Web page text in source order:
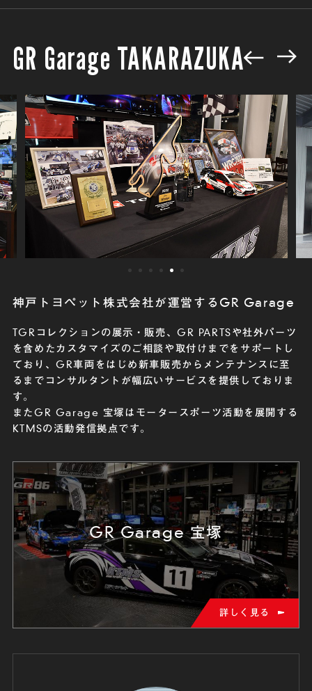
GR Garage TAKARAZUKA
神戸トヨペット株式会社が運営するGR Garage
TGRコレクションの展示・販売、GR PARTSや社外パーツ
を含めたカスタマイズのご相談や取付けまでをサポートし
ており、GR車両をはじめ新車販売からメンテナンスに至
るまでコンサルタントが幅広いサービスを提供しておりま
す。
またGR Garage 宝塚はモータースポーツ活動を展開する
KTMSの活動発信拠点です。
GR Garage 宝塚
詳しく見る